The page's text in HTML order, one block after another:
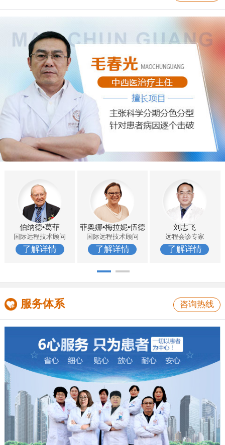
伯纳德•葛菲
国际远程技术顾问
了解详情
菲奥娜•梅拉妮•伍德
国际远程技术顾问
了解详情
刘志飞
远程会诊专家
了解详情
咨询热线
服务体系